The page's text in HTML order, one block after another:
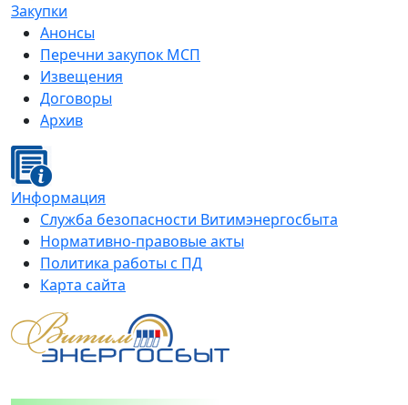
Закупки
Анонсы
Перечни закупок МСП
Извещения
Договоры
Архив
Информация
Служба безопасности Витимэнергосбыта
Нормативно-правовые акты
Политика работы с ПД
Карта сайта